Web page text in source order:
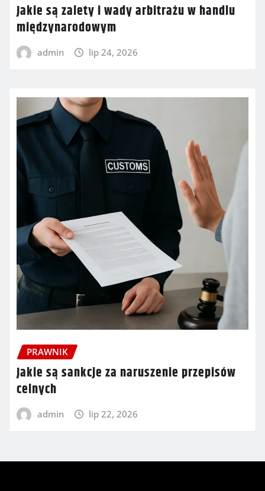
Jakie są zalety i wady arbitrażu w handlu
międzynarodowym
admin lip 24, 2026
PRAWNIK
Jakie są sankcje za naruszenie przepisów
celnych
admin lip 22, 2026